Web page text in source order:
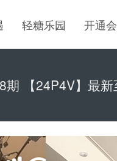
轻糖乐园 开通
【24P4V】最